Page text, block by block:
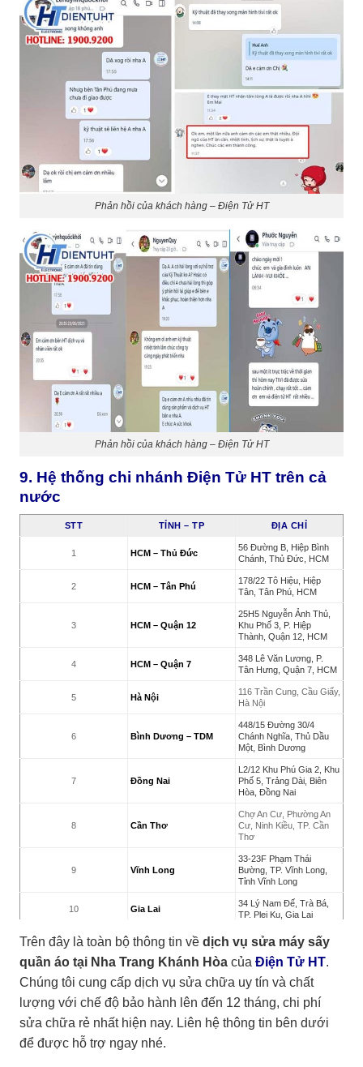
Phản hồi của khách hàng – Điện Tử HT
Phản hồi của khách hàng – Điện Tử HT
9. Hệ thống chi nhánh Điện Tử HT trên cả
nước
STT TỈNH – TP ĐỊA CHỈ
1 HCM – Thủ Đức
56 Đường B, Hiệp Bình
Chánh, Thủ Đức, HCM
2 HCM – Tân Phú
178/22 Tô Hiệu, Hiệp
Tân, Tân Phú, HCM
3 HCM – Quận 12
25H5 Nguyễn Ảnh Thủ,
Khu Phố 3, P. Hiệp
Thành, Quận 12, HCM
4 HCM – Quận 7
348 Lê Văn Lương, P.
Tân Hưng, Quận 7, HCM
5 Hà Nội
116 Trần Cung, Cầu Giấy,
Hà Nội
6 Bình Dương – TDM
448/15 Đường 30/4
Chánh Nghĩa, Thủ Dầu
Một, Bình Dương
7 Đồng Nai
L2/12 Khu Phú Gia 2, Khu
Phố 5, Trảng Dài, Biên
Hòa, Đồng Nai
8 Cần Thơ
Chợ An Cư, Phường An
Cư, Ninh Kiều, TP. Cần
Thơ
9 Vĩnh Long
33-23F Phạm Thái
Bường, TP. Vĩnh Long,
Tỉnh Vĩnh Long
10 Gia Lai
34 Lý Nam Đế, Trà Bá,
TP. Plei Ku, Gia Lai
132/10 Nguyễn Tri
Phương, Phường 7, TP.
Vũng Tàu, Bà Rịa Vũng
12 An Giang
Long, TP. Long Xuyên, An
13 Nha Trang
Trên đây là toàn bộ thông tin về dịch vụ sửa máy sấy
quần áo tại Nha Trang Khánh Hòa của Điện Tử HT.
Chúng tôi cung cấp dịch vụ sửa chữa uy tín và chất
lượng với chế độ bảo hành lên đến 12 tháng, chi phí
sửa chữa rẻ nhất hiện nay. Liên hệ thông tin bên dưới
để được hỗ trợ ngay nhé.